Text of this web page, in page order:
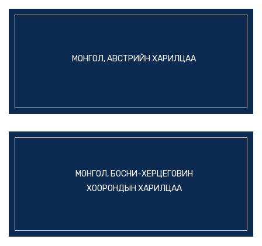
МОНГОЛ, АВСТРИЙН ХАРИЛЦАА
МОНГОЛ, БОСНИ-ХЕРЦЕГОВИН
ХООРОНДЫН ХАРИЛЦАА